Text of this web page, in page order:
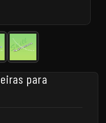
para